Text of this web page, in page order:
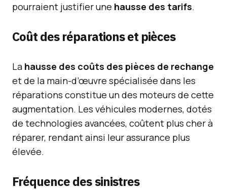
pourraient justifier une hausse des tarifs.
Coût des réparations et pièces
La hausse des coûts des pièces de rechange
et de la main-d’œuvre spécialisée dans les
réparations constitue un des moteurs de cette
augmentation. Les véhicules modernes, dotés
de technologies avancées, coûtent plus cher à
réparer, rendant ainsi leur assurance plus
élevée.
Fréquence des sinistres